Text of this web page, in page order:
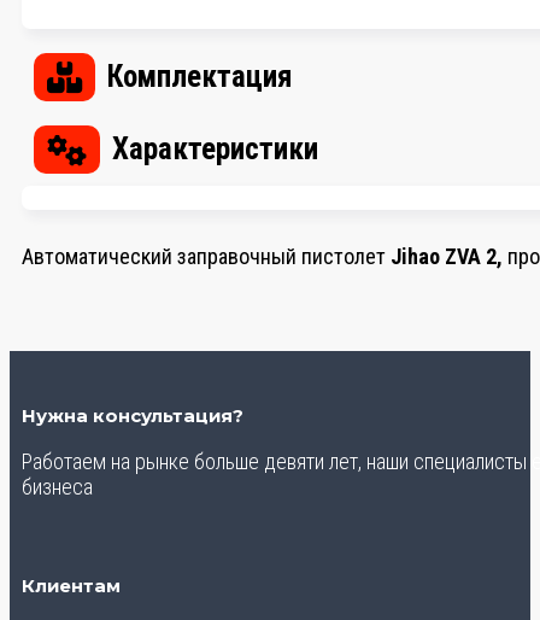
Комплектация
Характеристики
Автоматический заправочный пистолет Jihao ZVA 2,
Нужна консультация?
Работаем на рынке больше девяти лет, наши
бизнеса
Клиентам